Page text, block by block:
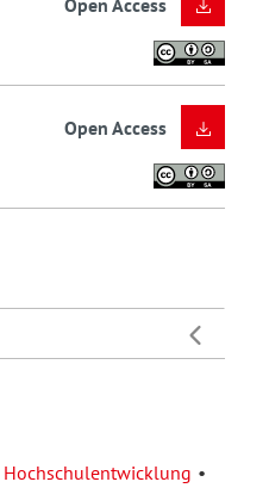
Open Access
Open Access
Hochschulentwicklung